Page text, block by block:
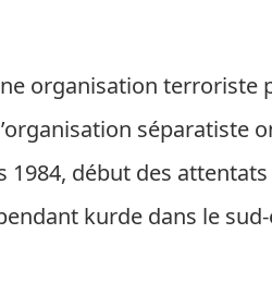
organisation terroriste
séparatiste
1984, début des
kurde dans le